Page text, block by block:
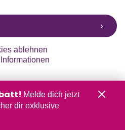
ablehnen
Melde dich jetzt
dir exklusive